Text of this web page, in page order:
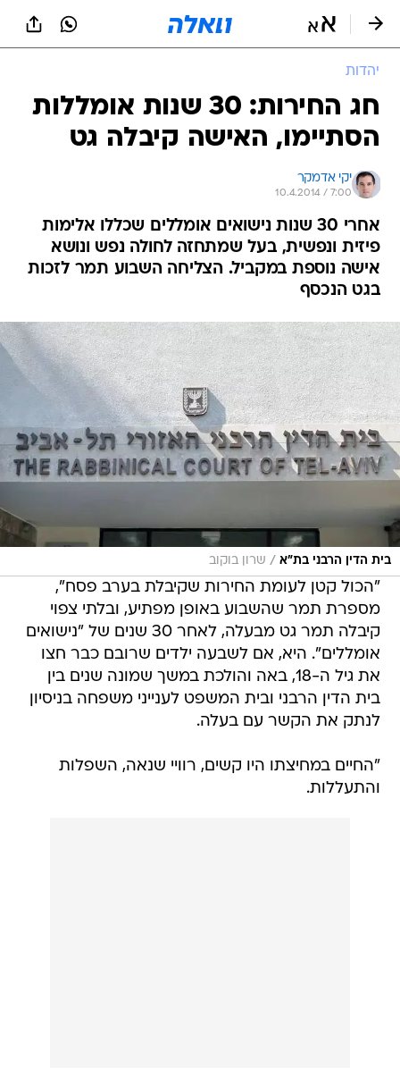
יהדות
חג החירות: 30 שנות אומללות
הסתיימו, האישה קיבלה גט
יקי אדמקר
10.4.2014 / 7:00
אחרי 30 שנות נישואים אומללים שכללו אלימות
פיזית ונפשית, בעל שמתחזה לחולה נפש ונושא
אישה נוספת במקביל. הצליחה השבוע תמר לזכות
בגט הנכסף
בית הדין הרבני בת"א / שרון בוקוב
"הכול קטן לעומת החירות שקיבלת בערב פסח",
מספרת תמר שהשבוע באופן מפתיע, ובלתי צפוי
קיבלה תמר גט מבעלה, לאחר 30 שנים של "נישואים
אומללים". היא, אם לשבעה ילדים שרובם כבר חצו
את גיל ה-18, באה והולכת במשך שמונה שנים בין
בית הדין הרבני ובית המשפט לענייני משפחה בניסיון
לנתק את הקשר עם בעלה.
"החיים במחיצתו היו קשים, רוויי שנאה, השפלות
והתעללות.